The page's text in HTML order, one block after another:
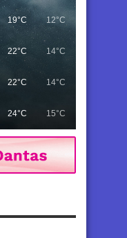
19°C 12°C
22°C 14°C
22°C 14°C
24°C 15°C